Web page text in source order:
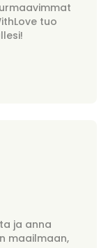
tuo
ja anna
maailmaan,